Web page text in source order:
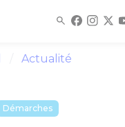
Actualité
Démarches